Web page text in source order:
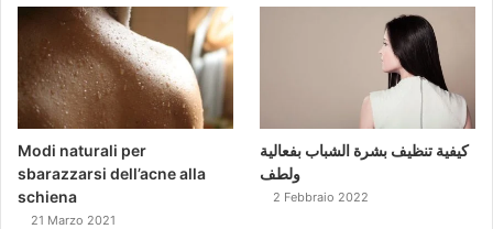
Modi naturali per
sbarazzarsi dell’acne alla
schiena
21 Marzo 2021
كيفية تنظيف بشرة الشباب بفعالية
ولطف
2 Febbraio 2022